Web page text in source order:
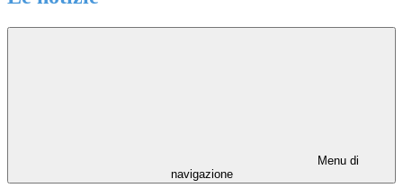
Menu di
navigazione